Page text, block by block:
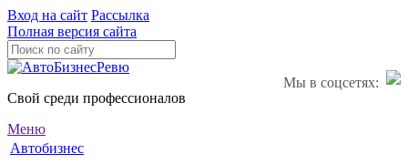
Вход на сайт Рассылка
Полная версия сайта
Мы в соцсетях:
Свой среди профессионалов
Меню
Автобизнес